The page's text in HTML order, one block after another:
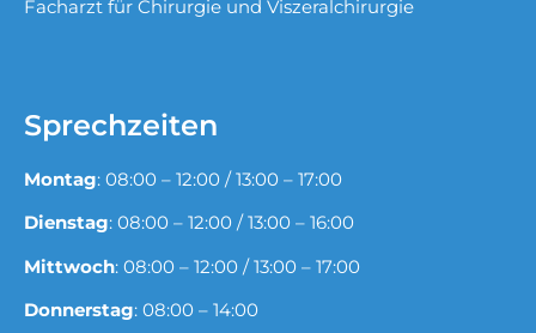
Facharzt für Chirurgie und Viszeralchirurgie
Sprechzeiten
Montag: 08:00 – 12:00 / 13:00 – 17:00
Dienstag: 08:00 – 12:00 / 13:00 – 16:00
Mittwoch: 08:00 – 12:00 / 13:00 – 17:00
Donnerstag: 08:00 – 14:00